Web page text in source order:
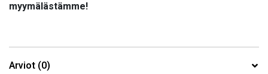
myymälästämme!
Arviot (0)